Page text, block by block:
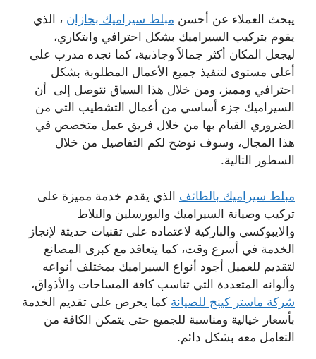
يبحث العملاء عن أحسن مبلط سيراميك بجازان ، الذي
يقوم بتركيب السيراميك بشكل احترافي وابتكاري،
ليجعل المكان أكثر جمالاً وجاذبية، كما نجده مدرب على
أعلى مستوى لتنفيذ جميع الأعمال المطلوبة بشكل
احترافي ومميز، ومن خلال هذا السياق نتوصل إلى أن
السيراميك جزء أساسي من أعمال التشطيب التي من
الضروري القيام بها من خلال فريق عمل متخصص في
هذا المجال، وسوف نوضح لكم التفاصيل من خلال
السطور التالية.
مبلط سيراميك بالطائف الذي يقدم خدمة مميزة على
تركيب وصيانة السيراميك والبورسلين والبلاط
والايبوكسي والباركية لاعتماده على تقنيات حديثة لإنجاز
الخدمة في أسرع وقت، كما يتعاقد مع كبرى المصانع
لتقديم للعميل أجود أنواع السيراميك بمختلف أنواعه
وألوانه المتعددة التي تناسب كافة المساحات والأذواق،
شركة ماستر كينج للصيانة كما يحرص على تقديم الخدمة
بأسعار خيالية ومناسبة للجميع حتى يتمكن الكافة من
التعامل معه بشكل دائم.